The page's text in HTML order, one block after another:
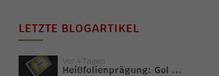
LETZTE BLOGARTIKEL
Vor 4 Tagen
Heißfolienprägung: Gol ...